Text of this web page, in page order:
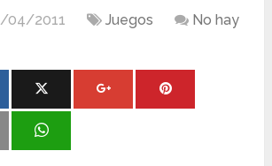
04/2011 Juegos
No hay